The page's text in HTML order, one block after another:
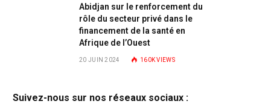
Abidjan sur le renforcement du
rôle du secteur privé dans le
financement de la santé en
Afrique de l’Ouest
20 JUIN 2024 160KVIEWS
Suivez-nous sur nos réseaux sociaux :